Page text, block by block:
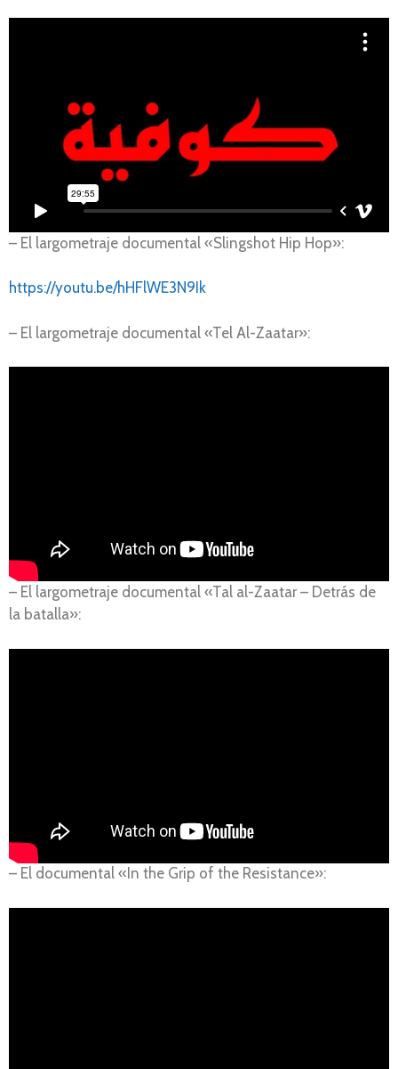
– El largometraje documental «Slingshot Hip Hop»:
https://youtu.be/hHFlWE3N9Ik
– El largometraje documental «Tel Al-Zaatar»:
– El largometraje documental «Tal al-Zaatar – Detrás de
la batalla»:
– El documental «In the Grip of the Resistance»: